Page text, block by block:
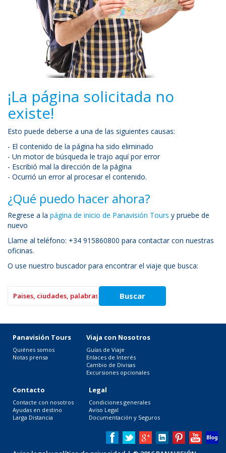
¡La página solicitada no
existe!
Esto puede deberse a una de las siguientes causas:
- El contenido de la página ha sido eliminado
- Un motor de búsqueda le trajo aquí por error
- Escribió mal la dirección de la página
- Ocurrió un error al procesar el contenido.
¿Qué puedo hacer ahora?
Regrese a la página de inicio de Panavisión Tours y pruebe de
nuevo
Llame al teléfono: +34 915860800 para contactar con nuestras
oficinas.
O use nuestro buscador para encontrar el viaje que busca:
Panavisión Tours
Quiénes somos
Notas prensa
Viaja con Nosotros
Guías de Viaje
Enlaces de Interés
Cambio de Divisas
Excursiones opcionales
Contacto
Contacte con nosotros
Ayudas en destino
Larga Distancia
Legal
Condiciones generales
Aviso Legal
Documentación y Seguros